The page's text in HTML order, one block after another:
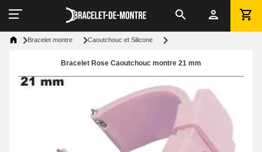
Bracelet montre Caoutchouc et Silicone
Bracelet Rose Caoutchouc montre 21 mm